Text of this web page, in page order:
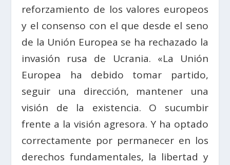
reforzamiento de los valores europeos
y el consenso con el que desde el seno
de la Unión Europea se ha rechazado la
invasión rusa de Ucrania. «La Unión
Europea ha debido tomar partido,
seguir una dirección, mantener una
visión de la existencia. O sucumbir
frente a la visión agresora. Y ha optado
correctamente por permanecer en los
derechos fundamentales, la libertad y